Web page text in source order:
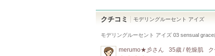
クチコミ モデリングルーセント アイズ
モデリングルーセント アイズ 03 sensual grace
merumo★彡さん 35歳 / 乾燥肌